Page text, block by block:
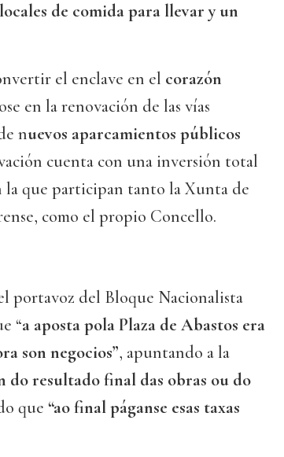
de comida para llevar y un
el enclave en el corazón
en la renovación de las vías
nuevos aparcamientos públicos
cuenta con una inversión total
la que participan tanto la Xunta de
como el propio Concello.
portavoz del Bloque Nacionalista
“a aposta pola Plaza de Abastos era
son negocios”, apuntando a la
do resultado final das obras ou do
que “ao final páganse esas taxas